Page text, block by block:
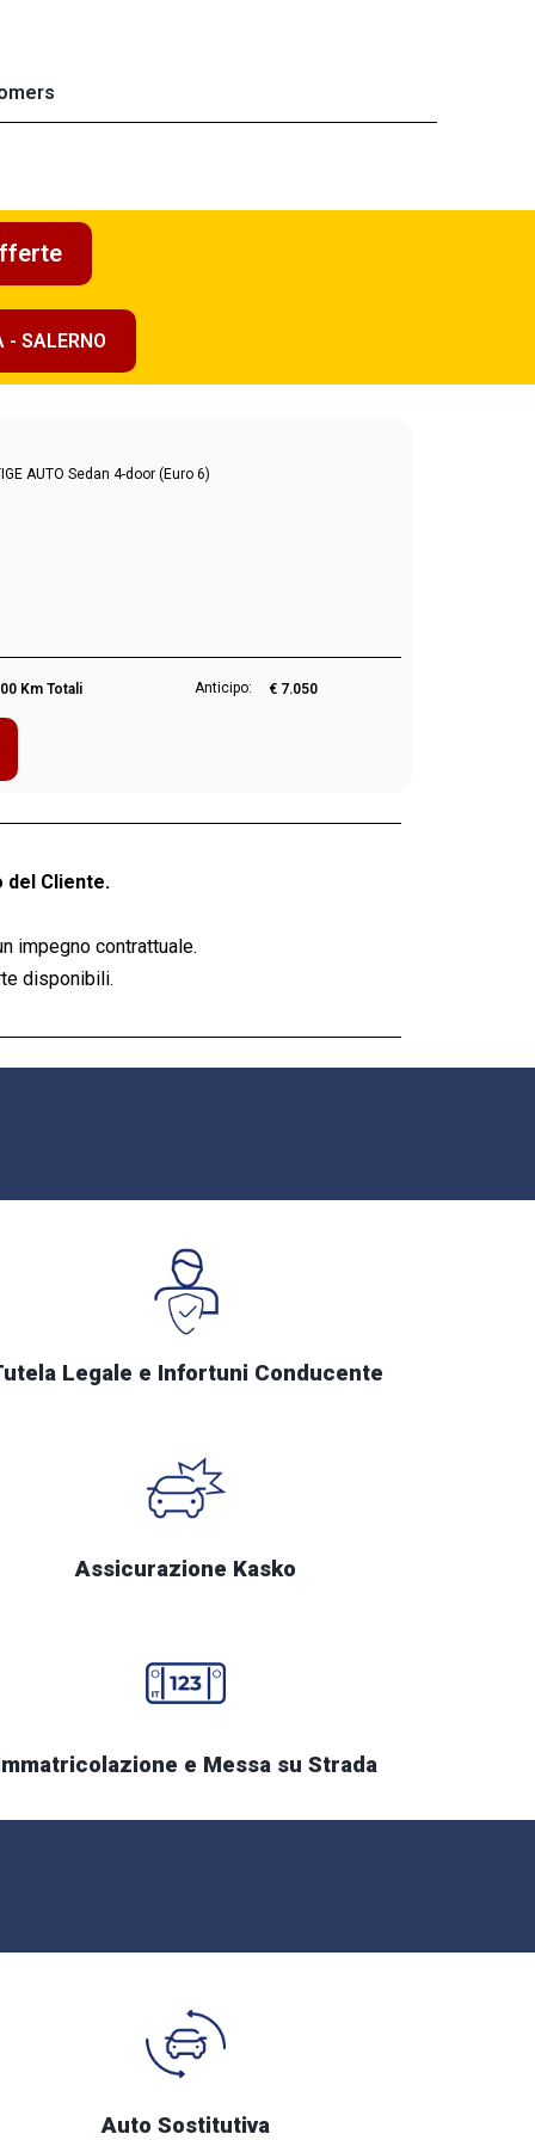
- SALERNO
AUTO Sedan 4-door (Euro 6)
Km Totali Anticipo: € 7.050
del Cliente.
impegno contrattuale.
disponibili.
Legale e Infortuni Conducente
Assicurazione Kasko
e Messa su Strada
Auto Sostitutiva